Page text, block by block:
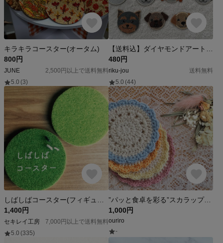
キラキラコースター(オータム)
800円
JUNE
2,500円以上で送料無料
5.0 (3)
480円
riku-jou
送料無料
5.0 (44)
1,400円
セキレイ工房
7,000円以上で送料無料
5.0 (335)
”パッと食卓を彩る”スカラップコースター 4枚セット 北欧 ナチュラル かぎ針編み
1,000円
ouriro
-